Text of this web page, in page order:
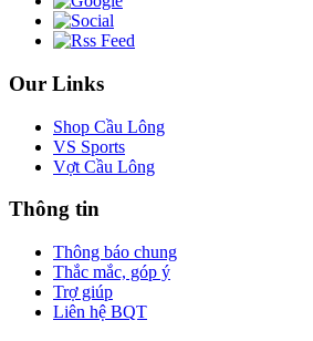
Our Links
Shop Cầu Lông
VS Sports
Vợt Cầu Lông
Thông tin
Thông báo chung
Thắc mắc, góp ý
Trợ giúp
Liên hệ BQT